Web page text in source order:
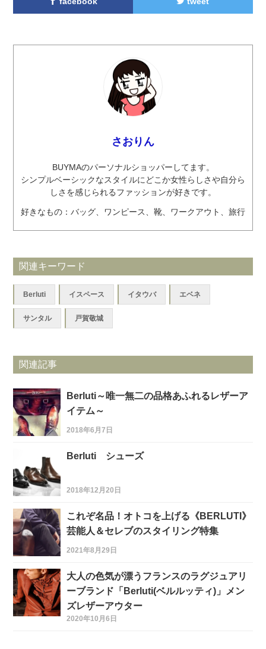
さおりん
BUYMAのパーソナルショッパーしてます。
シンプルベーシックなスタイルにどこか女性らしさや自分ら
しさを感じられるファッションが好きです。
好きなもの：バッグ、ワンピース、靴、ワークアウト、旅行
関連キーワード
Berluti イスペース イタウバ エベネ
サンタル 戸賀敬城
関連記事
Berluti～唯一無二の品格あふれるレザーア
イテム～
2018年6月7日
Berluti シューズ
2018年12月20日
これぞ名品！オトコを上げる《BERLUTI》
芸能人＆セレブのスタイリング特集
2021年8月29日
大人の色気が漂うフランスのラグジュアリ
ーブランド「Berluti(ベルルッティ)」メン
ズレザーアウター
2020年10月6日